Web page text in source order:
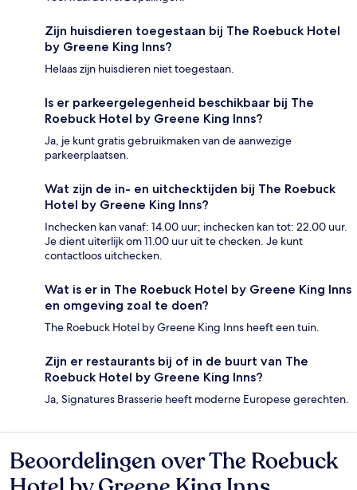
Zijn huisdieren toegestaan bij The Roebuck Hotel
by Greene King Inns?
Helaas zijn huisdieren niet toegestaan.
Is er parkeergelegenheid beschikbaar bij The
Roebuck Hotel by Greene King Inns?
Ja, je kunt gratis gebruikmaken van de aanwezige
parkeerplaatsen.
Wat zijn de in- en uitchecktijden bij The Roebuck
Hotel by Greene King Inns?
Inchecken kan vanaf: 14.00 uur; inchecken kan tot: 22.00 uur.
Je dient uiterlijk om 11.00 uur uit te checken. Je kunt
contactloos uitchecken.
Wat is er in The Roebuck Hotel by Greene King Inns
en omgeving zoal te doen?
The Roebuck Hotel by Greene King Inns heeft een tuin.
Zijn er restaurants bij of in de buurt van The
Roebuck Hotel by Greene King Inns?
Ja, Signatures Brasserie heeft moderne Europese gerechten.
Beoordelingen
Beoordelingen over The Roebuck